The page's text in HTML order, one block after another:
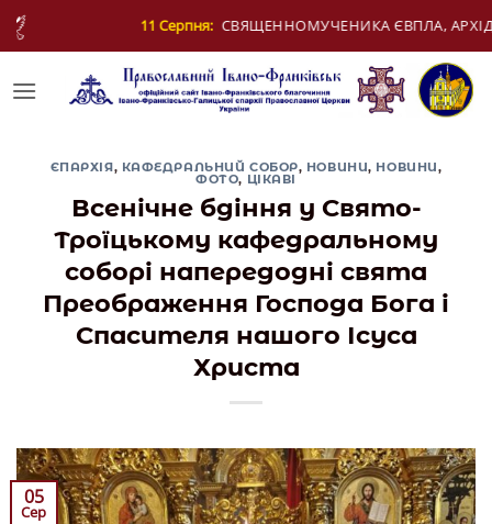
Skip
СВЯЩЕННОМУЧЕНИКА ЄВПЛА, АРХІДИЯКОНА
ЄПАРХІЯ, КАФЕДРАЛЬНИЙ СОБОР, НОВИНИ, НОВИНИ,
ФОТО, ЦІКАВІ
Всенічне бдіння у Свято-
Троїцькому кафедральному
соборі напередодні свята
Преображення Господа Бога і
Спасителя нашого Ісуса
Христа
05
Сер